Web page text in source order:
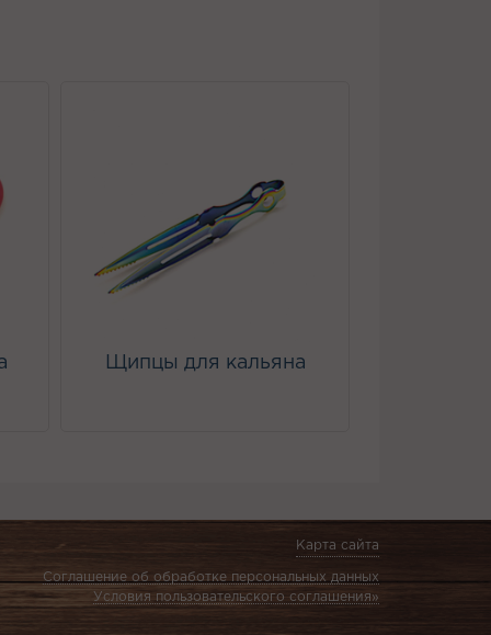
Щипцы для кальяна
Карта сайта
Соглашение об обработке персональных данных
Условия пользовательского соглашения»